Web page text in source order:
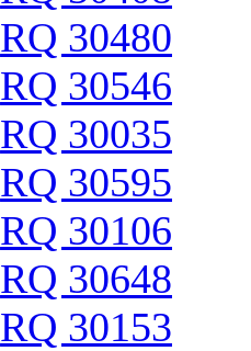
RQ 30480
RQ 30546
RQ 30035
RQ 30595
RQ 30106
RQ 30648
RQ 30153